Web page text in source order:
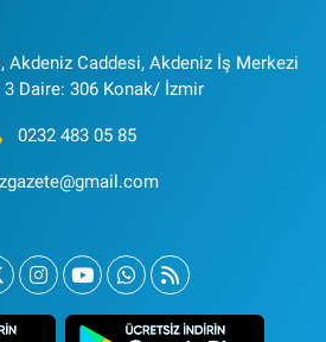
Akdeniz Caddesi, Akdeniz İş Merkezi
3 Daire: 306 Konak/ İzmir
0232 483 05 85